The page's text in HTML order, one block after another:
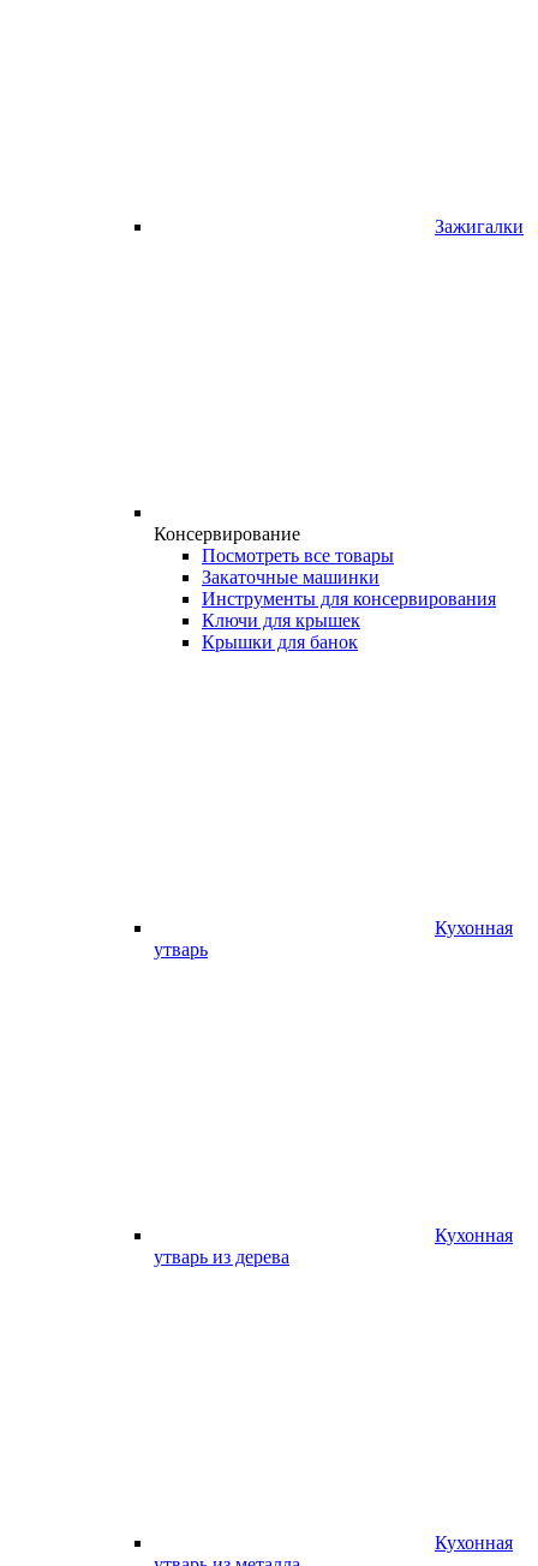
Зажигалки
Консервирование
Посмотреть все товары
Закаточные машинки
Инструменты для консервирования
Ключи для крышек
Крышки для банок
Кухонная
утварь
Кухонная
утварь из дерева
Кухонная